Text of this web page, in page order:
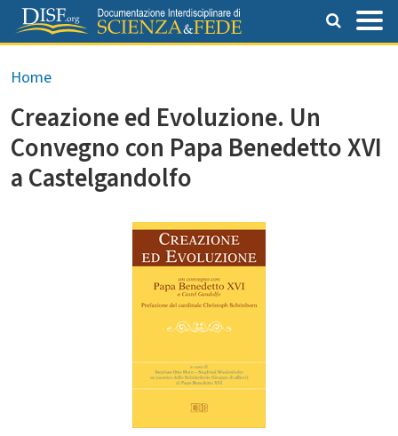
Salta al contenuto principale
Briciole di pane
Home
Creazione ed Evoluzione. Un
Convegno con Papa Benedetto XVI
a Castelgandolfo